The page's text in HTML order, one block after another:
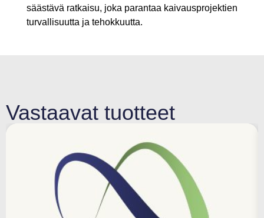
säästävä ratkaisu, joka parantaa kaivausprojektien
turvallisuutta ja tehokkuutta.
Vastaavat tuotteet